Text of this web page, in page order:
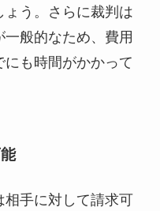
ょう。さらに裁判は
般的なため、費用
も時間がかかって
手に対して請求可